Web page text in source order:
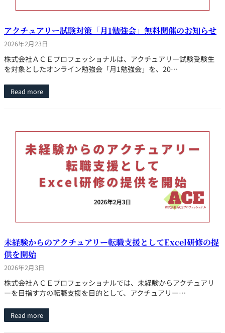
アクチュアリー試験対策「月1勉強会」無料開催のお知らせ
2026年2月23日
株式会社ＡＣＥプロフェッショナルは、アクチュアリー試験受験生
を対象としたオンライン勉強会「月1勉強会」を、20…
Read more
未経験からのアクチュアリー転職支援としてExcel研修の提
供を開始
2026年2月3日
株式会社ＡＣＥプロフェッショナルでは、未経験からアクチュアリ
ーを目指す方の転職支援を目的として、アクチュアリー…
Read more